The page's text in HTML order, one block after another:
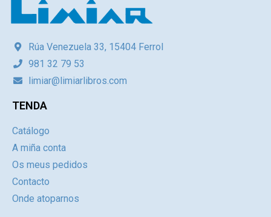
Rúa Venezuela 33, 15404 Ferrol
981 32 79 53
limiar@limiarlibros.com
TENDA
Catálogo
A miña conta
Os meus pedidos
Contacto
Onde atoparnos